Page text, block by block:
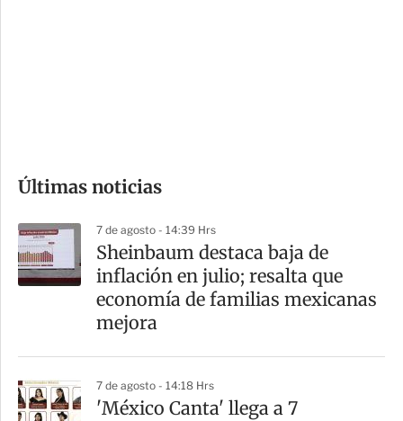
m
a
r
t
Últimas noticias
7 de agosto - 14:39 Hrs
Sheinbaum destaca baja de
inflación en julio; resalta que
economía de familias mexicanas
mejora
7 de agosto - 14:18 Hrs
'México Canta' llega a 7